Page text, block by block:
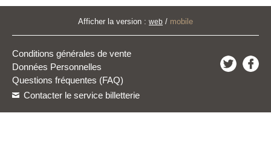
Afficher la version : web / mobile
Questions fréquentes (FAQ)
Conditions générales de vente
Données Personnelles
Contacter le service billetterie